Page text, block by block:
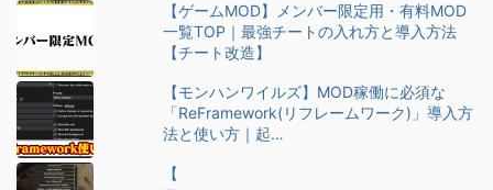
【ゲームMOD】メンバー限定用・有料MOD
一覧TOP｜最強チートの入れ方と導入方法
【チート改造】
【モンハンワイルズ】MOD稼働に必須な
「ReFramework(リフレームワーク)」導入方
法と使い方｜起…
【